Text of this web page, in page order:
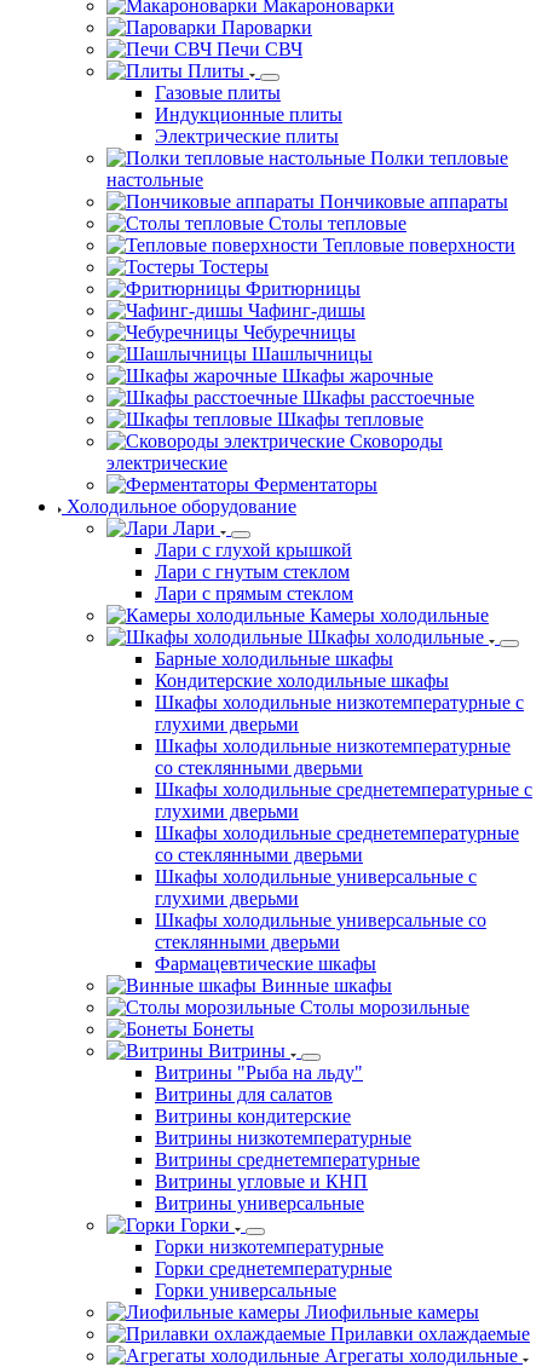
Макароноварки
Пароварки
Печи СВЧ
Плиты
Газовые плиты
Индукционные плиты
Электрические плиты
Полки тепловые
настольные
Пончиковые аппараты
Столы тепловые
Тепловые поверхности
Тостеры
Фритюрницы
Чафинг-дишы
Чебуречницы
Шашлычницы
Шкафы жарочные
Шкафы расстоечные
Шкафы тепловые
Сковороды
электрические
Ферментаторы
Холодильное оборудование
Лари
Лари с глухой крышкой
Лари с гнутым стеклом
Лари с прямым стеклом
Камеры холодильные
Шкафы холодильные
Барные холодильные шкафы
Кондитерские холодильные шкафы
Шкафы холодильные низкотемпературные с
глухими дверьми
Шкафы холодильные низкотемпературные
со стеклянными дверьми
Шкафы холодильные среднетемпературные с
глухими дверьми
Шкафы холодильные среднетемпературные
со стеклянными дверьми
Шкафы холодильные универсальные с
глухими дверьми
Шкафы холодильные универсальные со
стеклянными дверьми
Фармацевтические шкафы
Винные шкафы
Столы морозильные
Бонеты
Витрины
Витрины "Рыба на льду"
Витрины для салатов
Витрины кондитерские
Витрины низкотемпературные
Витрины среднетемпературные
Витрины угловые и КНП
Витрины универсальные
Горки
Горки низкотемпературные
Горки среднетемпературные
Горки универсальные
Лиофильные камеры
Прилавки охлаждаемые
Агрегаты холодильные